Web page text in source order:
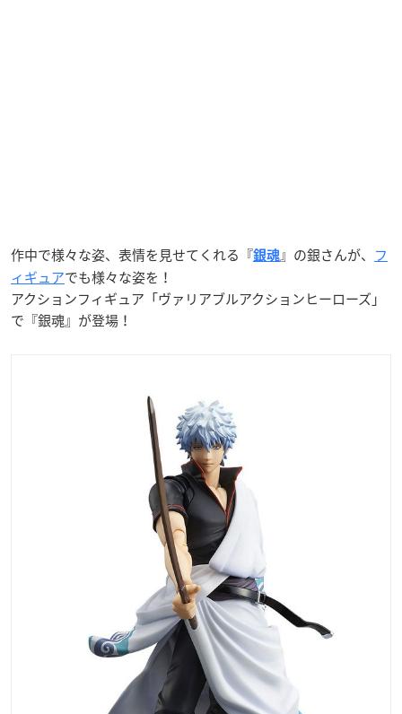
作中で様々な姿、表情を見せてくれる『銀魂』の銀さんが、 フ
ィギュアでも様々な姿を！
アクションフィギュア「ヴァリアブルアクションヒーローズ」
で『銀魂』が登場！